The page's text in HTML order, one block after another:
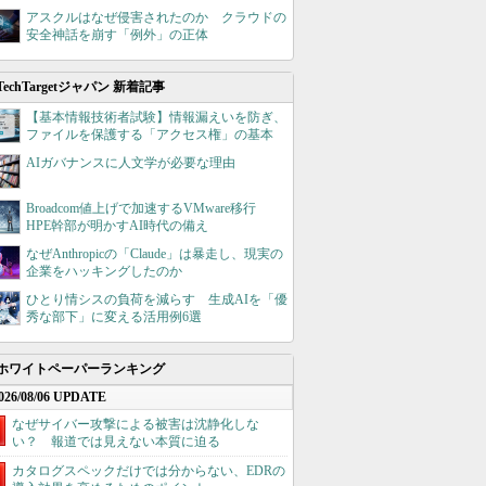
アスクルはなぜ侵害されたのか クラウドの
安全神話を崩す「例外」の正体
ジャパン 新着記事
【基本情報技術者試験】情報漏えいを防ぎ、
ファイルを保護する「アクセス権」の基本
AIガバナンスに人文学が必要な理由
Broadcom値上げで加速するVMware移行
HPE幹部が明かすAI時代の備え
なぜAnthropicの「Claude」は暴走し、現実の
企業をハッキングしたのか
ひとり情シスの負荷を減らす 生成AIを「優
秀な部下」に変える活用例6選
ワイトペーパーランキング
08/06 UPDATE
なぜサイバー攻撃による被害は沈静化しな
い？ 報道では見えない本質に迫る
カタログスペックだけでは分からない、EDRの